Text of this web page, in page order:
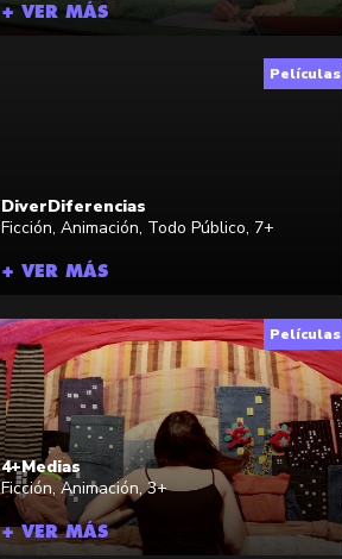
+ VER MÁS
Películas
DiverDiferencias
Ficción, Animación, Todo Público, 7+
+ VER MÁS
Películas
4+Medias
Ficción,Animación,3+
+ VER MÁS